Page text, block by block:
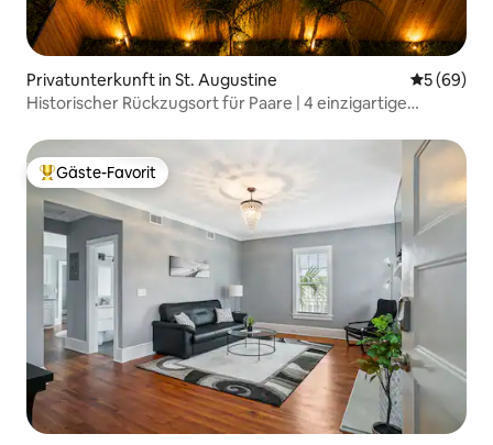
Privatunterkunft in St. Augustine
5 (69)
Historischer Rückzugsort für Paare | 4 einzigartige
Beliebter Gäste-Favorit.
Gäste-Favorit